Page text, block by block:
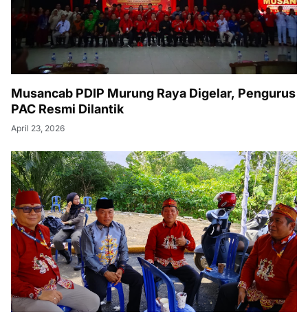
Musancab PDIP Murung Raya Digelar, Pengurus
PAC Resmi Dilantik
April 23, 2026